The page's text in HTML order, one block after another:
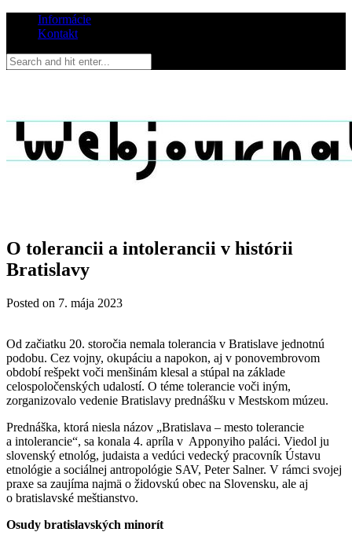
Informácie
Kontakt
O tolerancii a intolerancii v histórii
Bratislavy
Posted on 7. mája 2023
Od začiatku 20. storočia nemala tolerancia v Bratislave jednotnú
podobu. Cez vojny, okupáciu a napokon, aj v ponovembrovom
období rešpekt voči menšinám klesal a stúpal na základe
celospoločenských udalostí. O téme tolerancie voči iným,
zorganizovalo vedenie Bratislavy prednášku v Mestskom múzeu.
Prednáška, ktorá niesla názov „Bratislava ‒ mesto tolerancie
a intolerancie“, sa konala 4. apríla v Apponyiho paláci. Viedol ju
slovenský etnológ, judaista a vedúci vedecký pracovník Ústavu
etnológie a sociálnej antropológie SAV, Peter Salner. V rámci svojej
praxe sa zaujíma najmä o židovskú obec na Slovensku, ale aj
o bratislavské meštianstvo.
Osudy bratislavských minorít